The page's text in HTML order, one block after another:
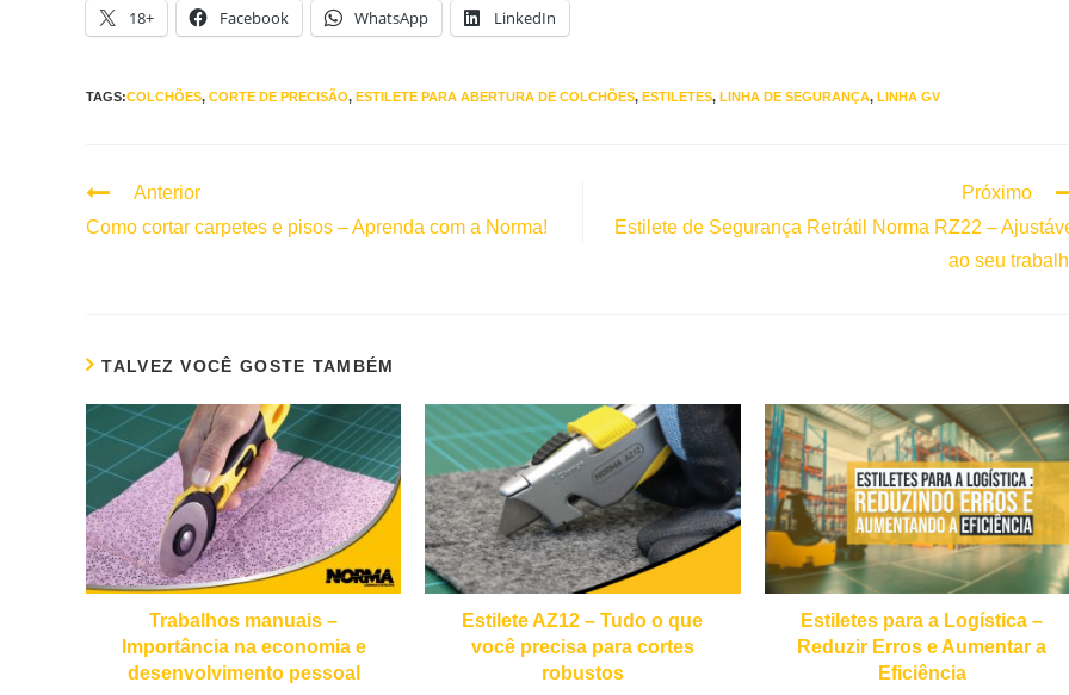
18+ Facebook WhatsApp LinkedIn
TAGS:COLCHÕES, CORTE DE PRECISÃO, ESTILETE PARA ABERTURA DE COLCHÕES, ESTILETES, LINHA DE SEGURANÇA, LINHA GV
Continuar
lendo
Anterior
Como cortar carpetes e pisos – Aprenda com a Norma!
Próximo
Estilete de Segurança Retrátil Norma RZ22 –
ao seu
TALVEZ VOCÊ GOSTE TAMBÉM
Trabalhos manuais –
Importância na economia e
desenvolvimento pessoal
Estilete AZ12 – Tudo o que
você precisa para cortes
robustos
Estiletes para a Logística –
Reduzir Erros e Aumentar a
Eficiência